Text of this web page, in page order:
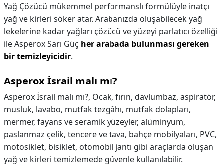
Yağ Çözücü mükemmel performanslı formülüyle inatçı
yağ ve kirleri söker atar. Arabanızda oluşabilecek yağ
lekelerine kadar yağları çözücü ve yüzeyi parlatıcı özelliği
ile Asperox Sarı Güç her arabada bulunması gereken
bir temizleyicidir.
Asperox İsrail malı mı?
Asperox İsrail malı mı?, Ocak, fırın, davlumbaz, aspiratör,
musluk, lavabo, mutfak tezgâhı, mutfak dolapları,
mermer, fayans ve seramik yüzeyler, alüminyum,
paslanmaz çelik, tencere ve tava, bahçe mobilyaları, PVC,
motosiklet, bisiklet, otomobil jantı gibi araçlarda oluşan
yağ ve kirleri temizlemede güvenle kullanılabilir.